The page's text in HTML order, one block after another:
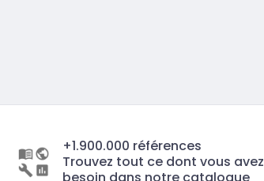
+1.900.000 références
Trouvez tout ce dont vous avez